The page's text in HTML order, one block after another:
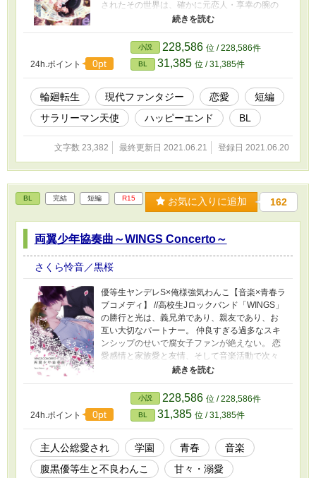
されたその世界は、確かに元恋人・享幸の腕の
中から始まったが――。 平成→令和へ。輪廻転
された「天上アンソロジー 〜From misery to
happiness」収録作品です。 ※単話配信に伴
い、タイトルを変更しました。表紙絵：咲伯梅
壱様
24h.ポイント 0pt
小説 228,586 位 / 228,586件
BL 31,385 位 / 31,385件
輪廻転生 現代ファンタジー 恋愛
短編
サラリーマン天使
ハッピーエンド BL
文字数 23,382 最終更新日 2021.06.21 登録日 2021.06.20
BL 完結 短編 R15 お気に入りに追加 162
両翼少年協奏曲～WINGS Concerto～
さくら怜音／黒桜
優等生ヤンデレS×俺様強気わんこ【音楽×青春ラ
ブコメディ】 //高校生Jロックバンド「WINGS」
の勝行と光は、義兄弟であり、親友であり、お
互い大切なパートナー。 仲良すぎる過多なスキ
ンシップのせいで腐女子ファンが絶えない。 恋
愛感情と家族愛と友情、そして音楽活動で次々
生まれる「夢」と「壁」 時にすれ違いつつ、な
片思いラブコメ。 『ていうかこの二人、いつく
っつくの？え？付き合ってる？付き合ってない
の？はよ結婚しろ』 短編ばっかり集めたオムニ
バス形式ですが、時系列に並べています。 攻め
がヘタレの残念王子だが性格が豹変するタイ
プ。 受けはおばかビッチわんこ。ヤンデレ要素
は後半戦。えちシーンは♡表記
24h.ポイント 0pt
小説 228,586 位 / 228,586件
BL 31,385 位 / 31,385件
主人公総愛され 学園 青春
音楽
腹黒優等生と不良わんこ
甘々・溺愛